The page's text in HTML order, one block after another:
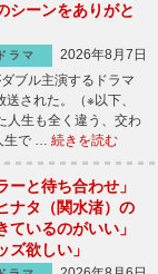
シーンをありがと
ドラマ
2026年8月7日
ブル主演するドラマ
された。（※以下、
生も全く違う、交わ
生で … 続きを読む
ーと待ち合わせ」
ナタ（関水渚）の
ているのがいい」
ズ欲しい」